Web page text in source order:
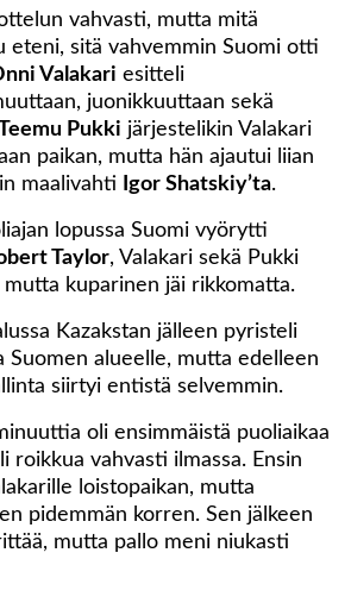
vahvasti, mutta mitä
eteni, sitä vahvemmin Suomi otti
Valakari esitteli
juonikkuuttaan sekä
Pukki järjestelikin Valakari
paikan, mutta hän ajautui liian
maalivahti
Igor Shatskiy’ta.
lopussa Suomi vyörytti
Taylor, Valakari sekä Pukki
mutta kuparinen jäi rikkomatta.
Kazakstan jälleen pyristeli
Suomen alueelle, mutta edelleen
siirtyi entistä selvemmin.
oli ensimmäistä puoliaikaa
roikkua vahvasti ilmassa. Ensin
loistopaikan, mutta
pidemmän korren. Sen jälkeen
mutta pallo meni niukasti